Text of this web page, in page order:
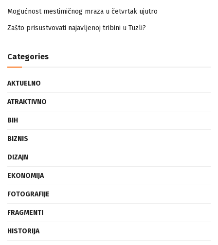
Mogućnost mestimičnog mraza u četvrtak ujutro
Zašto prisustvovati najavljenoj tribini u Tuzli?
Categories
AKTUELNO
ATRAKTIVNO
BIH
BIZNIS
DIZAJN
EKONOMIJA
FOTOGRAFIJE
FRAGMENTI
HISTORIJA